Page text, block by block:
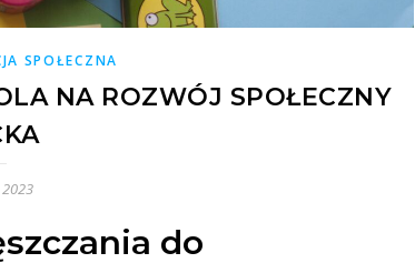
SPOŁECZNA
NA ROZWÓJ SPOŁECZNY
do